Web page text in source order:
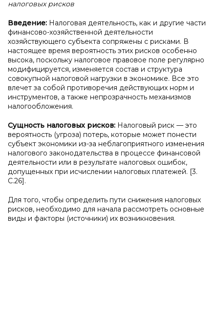
налоговых рисков
Введение: Налоговая деятельность, как и другие части
финансово-хозяйственной деятельности
хозяйствующего субъекта сопряжены с рисками. В
настоящее время вероятность этих рисков особенно
высока, поскольку налоговое правовое поле регулярно
модифицируется, изменяется состав и структура
совокупной налоговой нагрузки в экономике. Все это
влечет за собой противоречия действующих норм и
инструментов, а также непрозрачность механизмов
налогообложения.
Сущность налоговых рисков: Налоговый риск — это
вероятность (угроза) потерь, которые может понести
субъект экономики из-за неблагоприятного изменения
налогового законодательства в процессе финансовой
деятельности или в результате налоговых ошибок,
допущенных при исчислении налоговых платежей. [3.
С.26].
Для того, чтобы определить пути снижения налоговых
рисков, необходимо для начала рассмотреть основные
виды и факторы (источники) их возникновения.